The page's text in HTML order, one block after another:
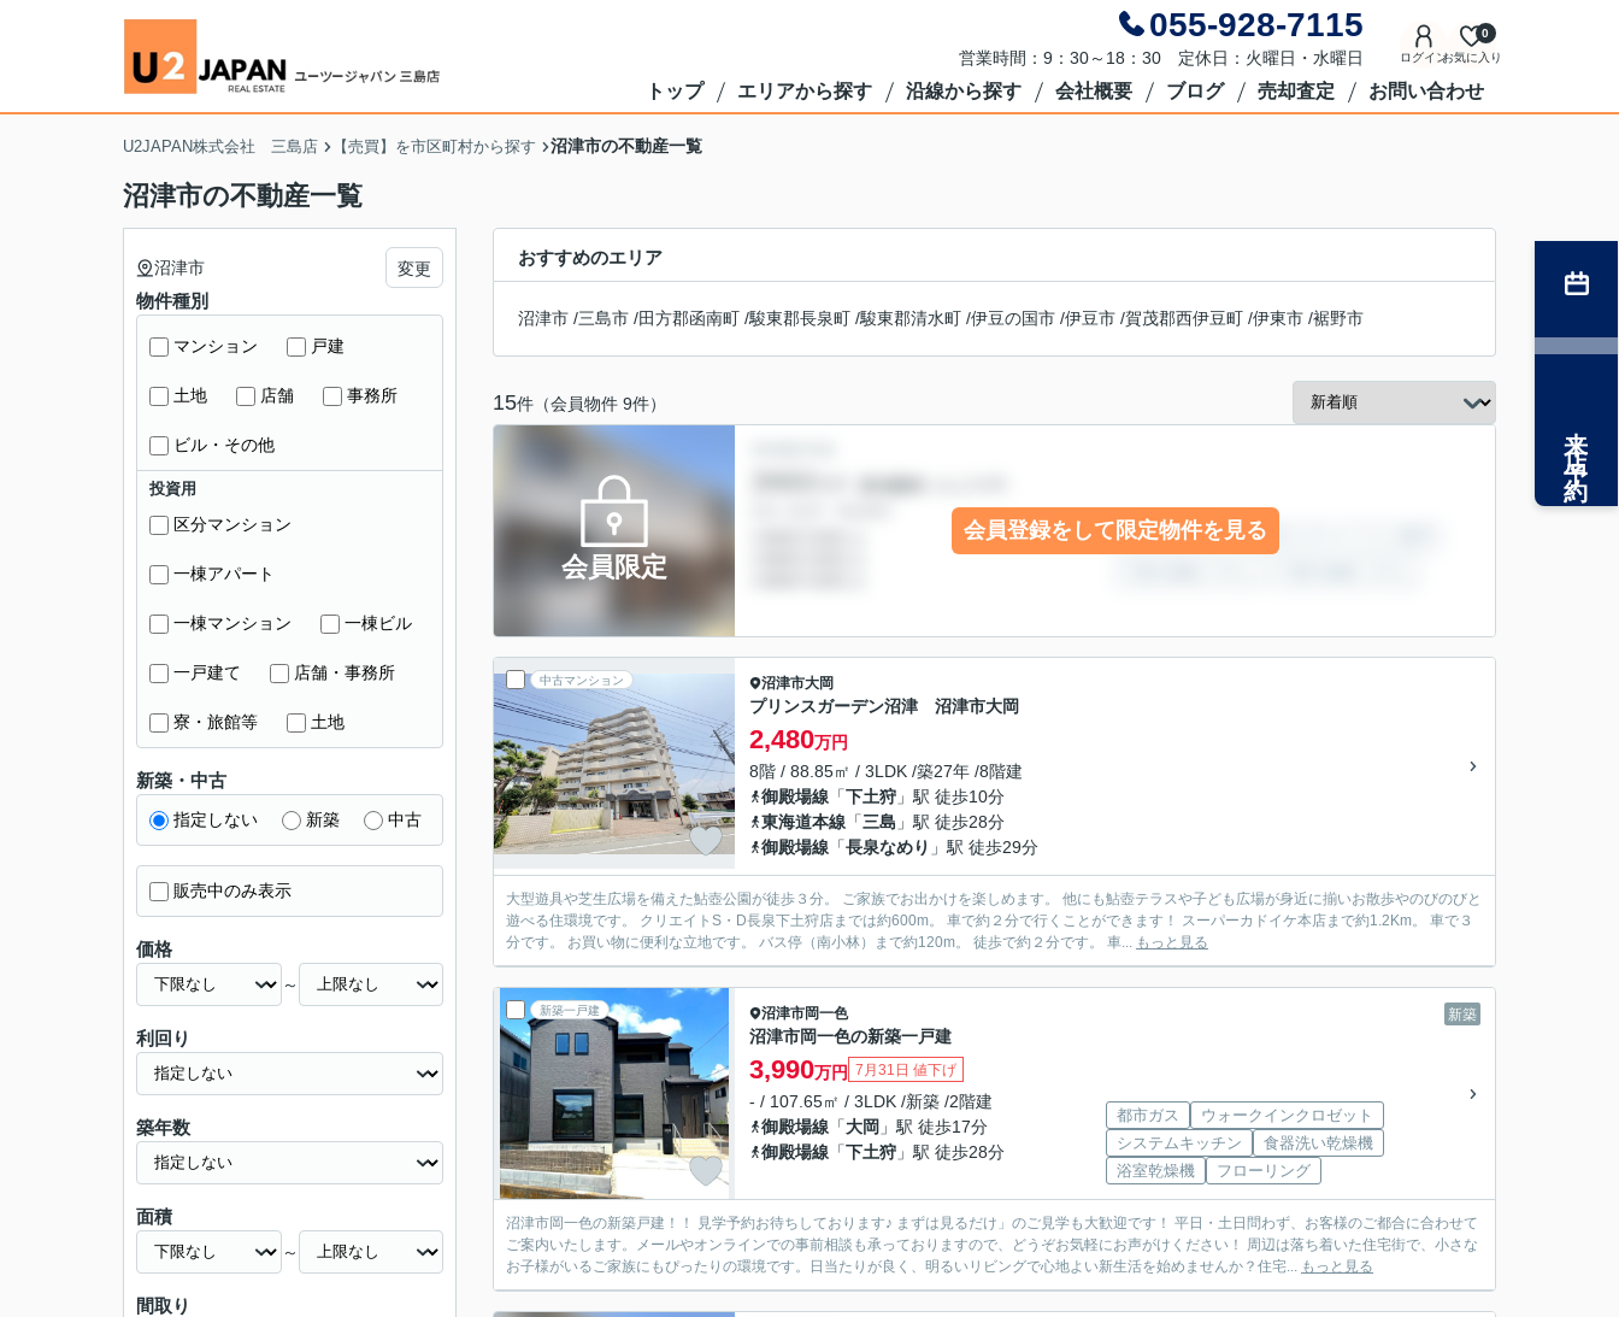
055-928-7115
営業時間：9：30～18：30 定休日：火曜日・水曜日 ログインお気に入り
0
トップ エリアから探す 沿線から探す 会社概要 ブログ 売却査定 お問い合わせ
U2JAPAN株式会社 三島店 【売買】を市区町村から探す 沼津市の不動産一覧
沼津市の不動産一覧
おすすめのエリア
沼津市 /三島市 /田方郡函南町 /駿東郡長泉町 /駿東郡清水町 /伊豆の国市 /伊豆市 /賀茂郡西伊豆町 /伊東市 /裾野市
15件（会員物件 9件）
会員限定
会員登録をして限定物件を見る
中古マンション 沼津市大岡
プリンスガーデン沼津 沼津市大岡
2,480万円
8階 / 88.85㎡ / 3LDK /築27年 /8階建
御殿場線 「下土狩 」駅 徒歩10分
東海道本線 「三島 」駅 徒歩28分
御殿場線 「長泉なめり 」駅 徒歩29分
大型遊具や芝生広場を備えた鮎壺公園が徒歩３分。 ご家族でお出かけを楽しめます。 他にも鮎壺テラスや子ども広場が身近に揃いお散歩やのびのびと
遊べる住環境です。 クリエイトS・D長泉下土狩店までは約600m。 車で約２分で行くことができます！ スーパーカドイケ本店まで約1.2Km。 車で３
分です。 お買い物に便利な立地です。 バス停（南小林）まで約120m。 徒歩で約２分です。 車... もっと見る
新築一戸建 新築
沼津市岡一色
沼津市岡一色の新築一戸建
3,990万円 7月31日 値下げ
- / 107.65㎡ / 3LDK /新築 /2階建
御殿場線 「大岡 」駅 徒歩17分
御殿場線 「下土狩 」駅 徒歩28分
都市ガス
ウォークインクロゼット
システムキッチン
食器洗い乾燥機
浴室乾燥機
フローリング
沼津市岡一色の新築戸建！！ 見学予約お待ちしております♪ まずは見るだけ」のご見学も大歓迎です！ 平日・土日問わず、お客様のご都合に合わせて
ご案内いたします。メールやオンラインでの事前相談も承っておりますので、どうぞお気軽にお声がけください！ 周辺は落ち着いた住宅街で、小さな
お子様がいるご家族にもぴったりの環境です。日当たりが良く、明るいリビングで心地よい新生活を始めませんか？住宅... もっと見る
沼津市 変更
物件種別
マンション 戸建
土地 店舗 事務所
ビル・その他
投資用
区分マンション
一棟アパート
一棟マンション 一棟ビル
一戸建て 店舗・事務所
寮・旅館等 土地
新築・中古
指定しない 新築 中古
販売中のみ表示
価格
～
利回り
築年数
面積
～
間取り
来店予約